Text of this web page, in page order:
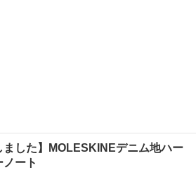
ました】MOLESKINEデニム地ハー
ノート